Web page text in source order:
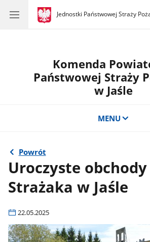
gov.pl
Jednostki Państwowej Straży
gov.pl
Jednostki
Komenda
Państwowej Straży
w Jaśle
MENU
Powrót
Uroczyste
Strażaka w Jaśle
22.05.2025